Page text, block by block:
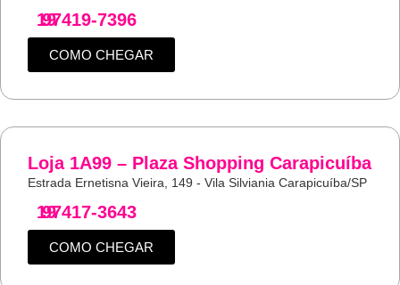
19
97419-7396
COMO CHEGAR
Loja 1A99 – Plaza Shopping Carapicuíba
Estrada Ernetisna Vieira, 149 - Vila Silviania Carapicuíba/SP
19
97417-3643
COMO CHEGAR